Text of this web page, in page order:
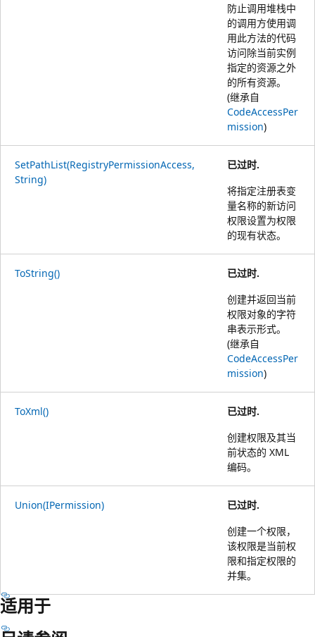
防止调用堆栈中
的调用方使用调
用此方法的代码
访问除当前实例
指定的资源之外
的所有资源。
(继承自
CodeAccessPer
mission)
SetPathList(RegistryPermissionAccess,
String)
已过时.
将指定注册表变
量名称的新访问
权限设置为权限
的现有状态。
ToString()
已过时.
创建并返回当前
权限对象的字符
串表示形式。
(继承自
CodeAccessPer
mission)
ToXml()
已过时.
创建权限及其当
前状态的 XML
编码。
Union(IPermission)
已过时.
创建一个权限，
该权限是当前权
限和指定权限的
并集。
适用于